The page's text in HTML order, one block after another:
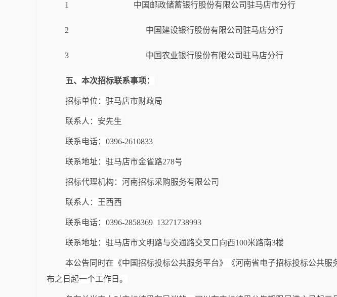
1 中国邮政储蓄银行股份有限公司驻马店市分行
2 中国建设银行股份有限公司驻马店分行
3 中国农业银行股份有限公司驻马店分行
五、本次招标联系事项：
招标单位：驻马店市财政局
联系人：安先生
联系电话： 0396-2610833
联系地址：驻马店市金雀路278号
招标代理机构：河南招标采购服务有限公司
联系人：王西西
联系电话： 0396-2858369 13271738993
联系地址：驻马店市文明路与交通路交叉口向西100米路南3楼
本公告同时在《中国招标投标公共服务平台》《河南省电子招标投标公共
布之日起一个工作日。